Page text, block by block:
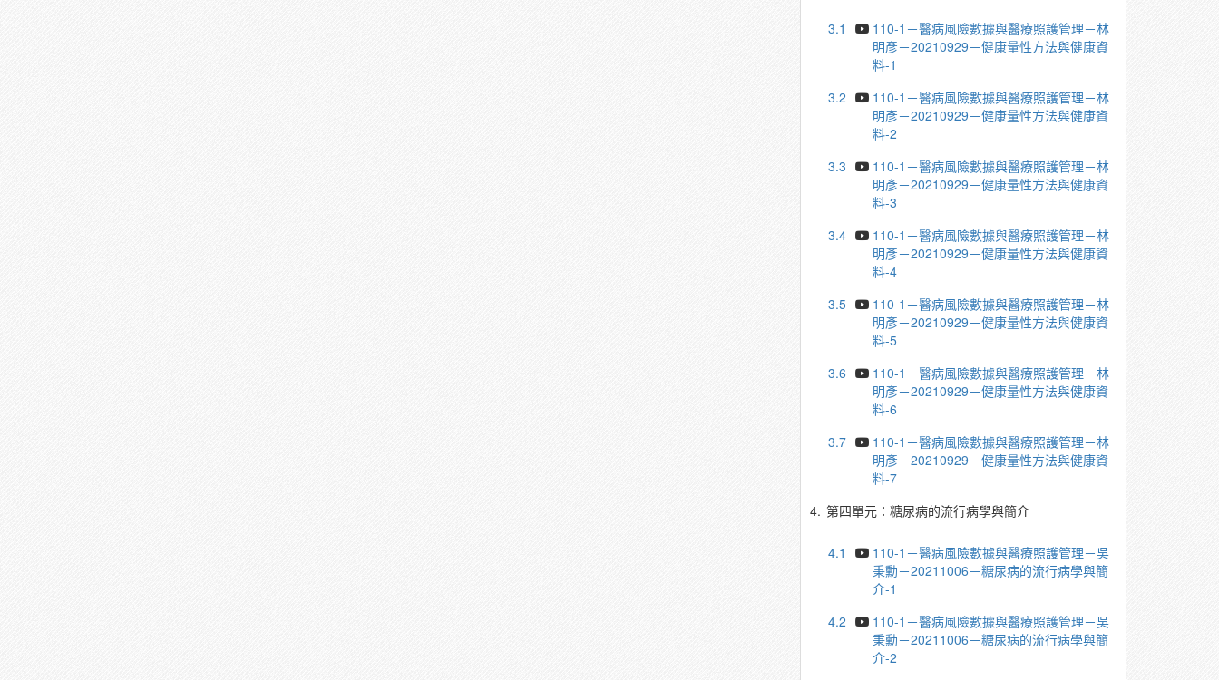
3.1
110-1－醫病風險數據與醫療照護管理－林
明彥－20210929－健康量性方法與健康資
料-1
3.2
110-1－醫病風險數據與醫療照護管理－林
明彥－20210929－健康量性方法與健康資
料-2
3.3
110-1－醫病風險數據與醫療照護管理－林
明彥－20210929－健康量性方法與健康資
料-3
3.4
110-1－醫病風險數據與醫療照護管理－林
明彥－20210929－健康量性方法與健康資
料-4
3.5
110-1－醫病風險數據與醫療照護管理－林
明彥－20210929－健康量性方法與健康資
料-5
3.6
110-1－醫病風險數據與醫療照護管理－林
明彥－20210929－健康量性方法與健康資
料-6
3.7
110-1－醫病風險數據與醫療照護管理－林
明彥－20210929－健康量性方法與健康資
料-7
4. 第四單元：糖尿病的流行病學與簡介
4.1
110-1－醫病風險數據與醫療照護管理－吳
秉勳－20211006－糖尿病的流行病學與簡
介-1
4.2
110-1－醫病風險數據與醫療照護管理－吳
秉勳－20211006－糖尿病的流行病學與簡
介-2